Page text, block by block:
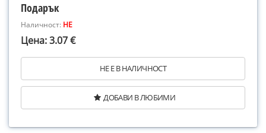
Подарък
Наличност: НЕ
Цена: 3.07 €
НЕ Е В НАЛИЧНОСТ
ДОБАВИ В ЛЮБИМИ